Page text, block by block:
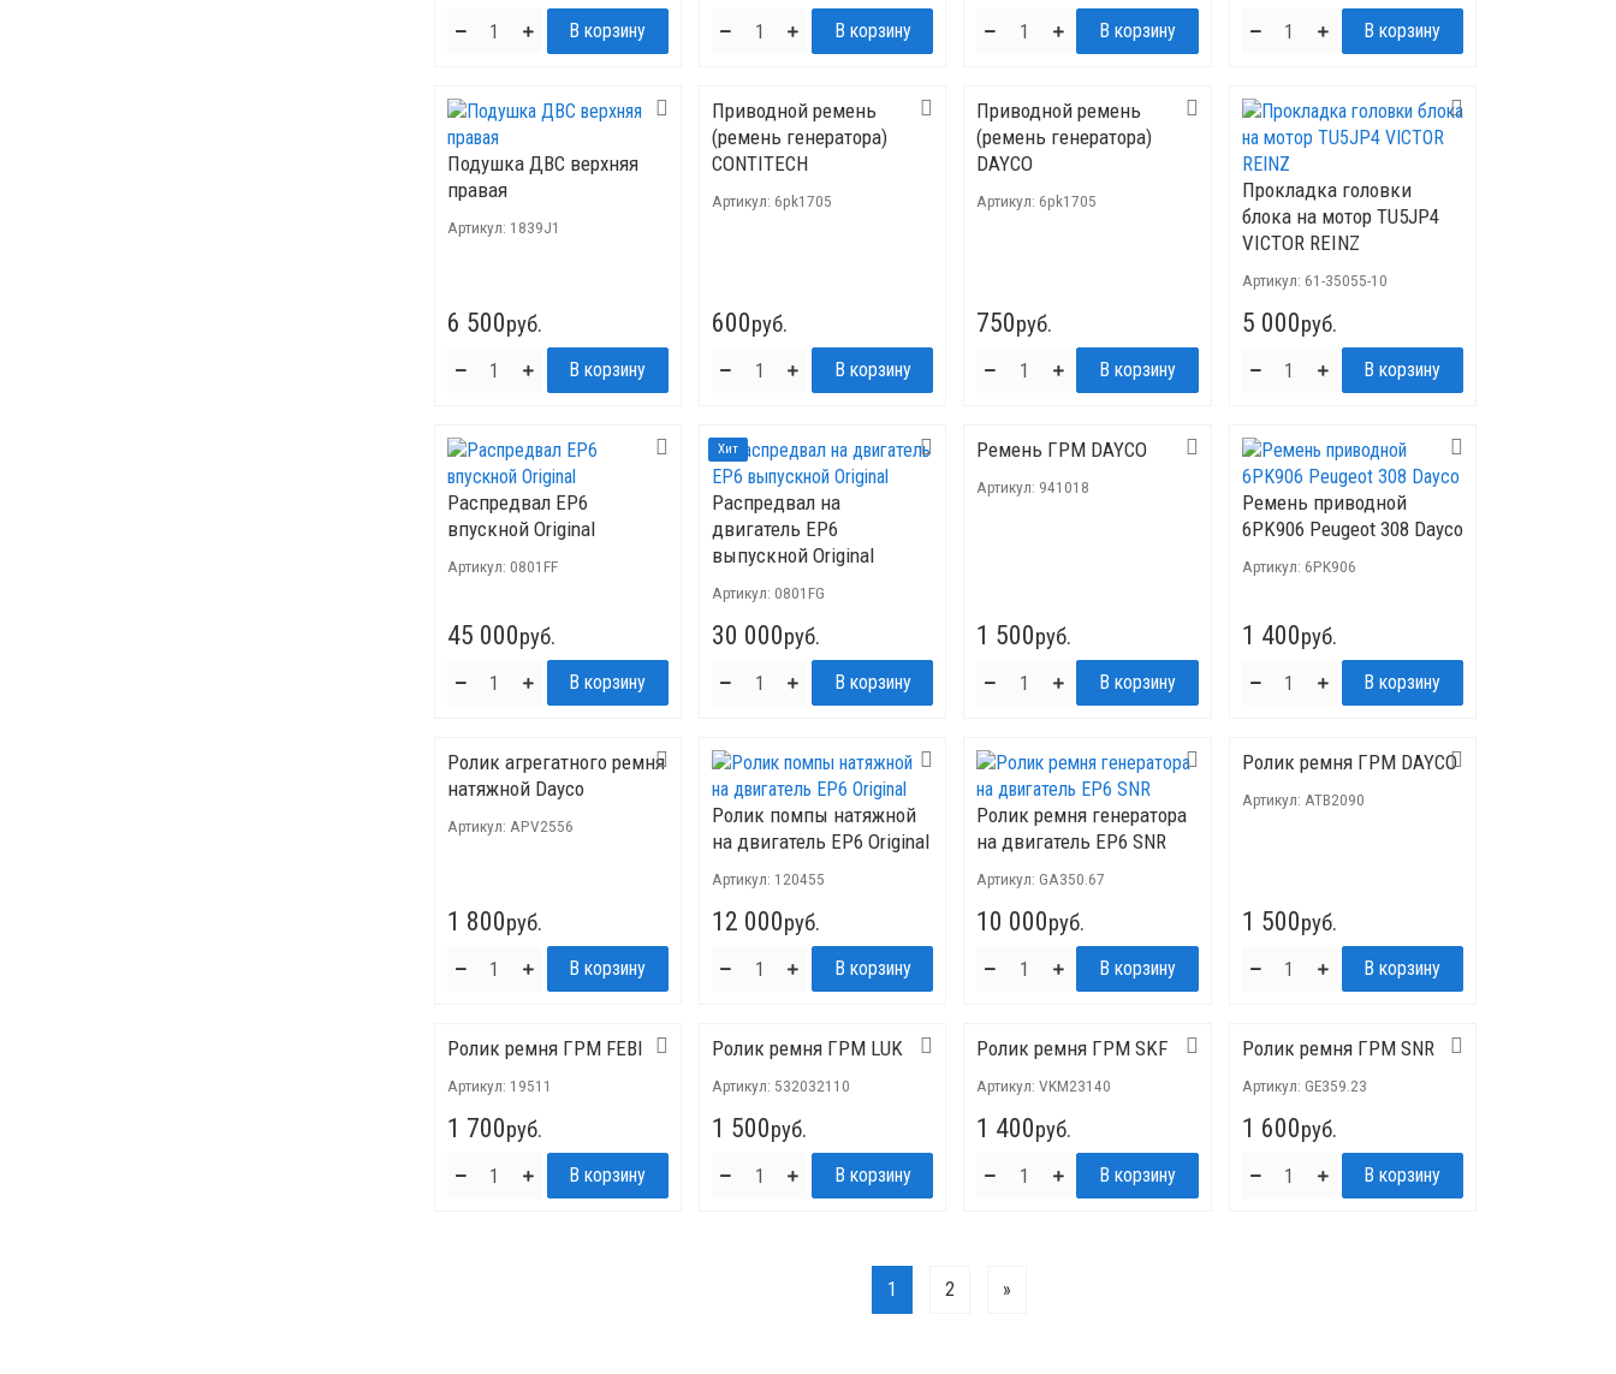
Подушка ДВС верхняя
правая
Артикул: 1839J1
6 500руб.
Приводной ремень
(ремень генератора)
CONTITECH
Артикул: 6pk1705
600руб.
Приводной ремень
(ремень генератора)
DAYCO
Артикул: 6pk1705
750руб.
Прокладка головки
блока на мотор TU5JP4
VICTOR REINZ
Артикул: 61-35055-10
5 000руб.
Распредвал EP6
впускной Original
Артикул: 0801FF
45 000руб.
Хит
Распредвал на
двигатель EP6
выпускной Original
Артикул: 0801FG
30 000руб.
Ремень ГРМ DAYCO
Артикул: 941018
1 500руб.
Ремень приводной
6PK906 Peugeot 308 Dayco
Артикул: 6PK906
1 400руб.
Ролик агрегатного ремня
натяжной Dayco
Артикул: APV2556
1 800руб.
Ролик помпы натяжной
на двигатель EP6 Original
Артикул: 120455
12 000руб.
Ролик ремня генератора
на двигатель ЕР6 SNR
Артикул:GA350.67
10 000руб.
Ролик ремня ГРМ DAYCO
Артикул: ATB2090
1 500руб.
Ролик ремня ГРМ FEBI
Артикул: 19511
1 700руб.
Ролик ремня ГРМ LUK
Артикул: 532032110
1 500руб.
Ролик ремня ГРМ SKF
Артикул:VKM23140
1 400руб.
Ролик ремня ГРМ SNR
Артикул: GE359.23
1 600руб.
1 2 »